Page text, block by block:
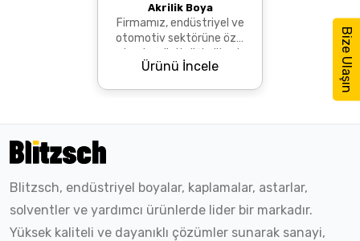
Akrilik Boya
Firmamız, endüstriyel ve
otomotiv sektörüne özel
olarak geliştirdiği yüksek
kaliteli akrilik boyaları, RAL
Ürünü İncele Bize Ulaşın
Blitzsch, endüstriyel boyalar, kaplamalar, astarlar,
solventler ve yardımcı ürünlerde lider bir markadır.
Yüksek kaliteli ve dayanıklı çözümler sunarak sanayi,